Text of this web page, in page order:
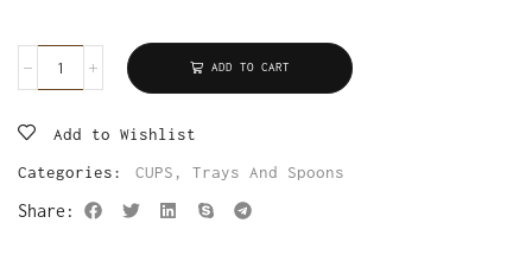
ADD TO CART
Add to Wishlist
Categories:
CUPS , Trays And Spoons
Share: